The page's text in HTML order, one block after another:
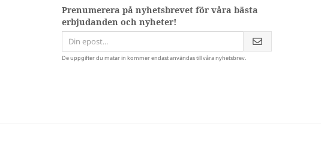
Prenumerera på nyhetsbrevet för våra bästa
erbjudanden och nyheter!
De uppgifter du matar in kommer endast användas till våra nyhetsbrev.